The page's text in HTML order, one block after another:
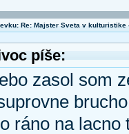
Re: Majster Sveta v kulturistike
píše:
zasol som
ráno na